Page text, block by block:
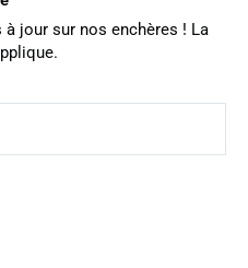
jour sur nos enchères ! La